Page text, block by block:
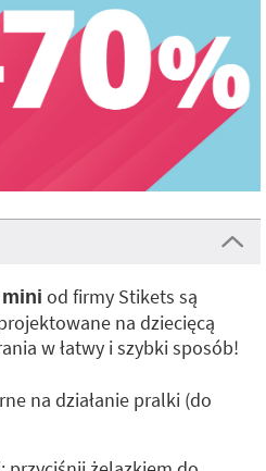
od firmy Stikets są
na dziecięcą
w łatwy i szybki sposób!
na działanie pralki (do